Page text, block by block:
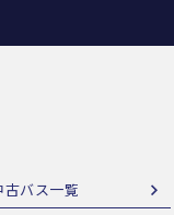
古バス一覧